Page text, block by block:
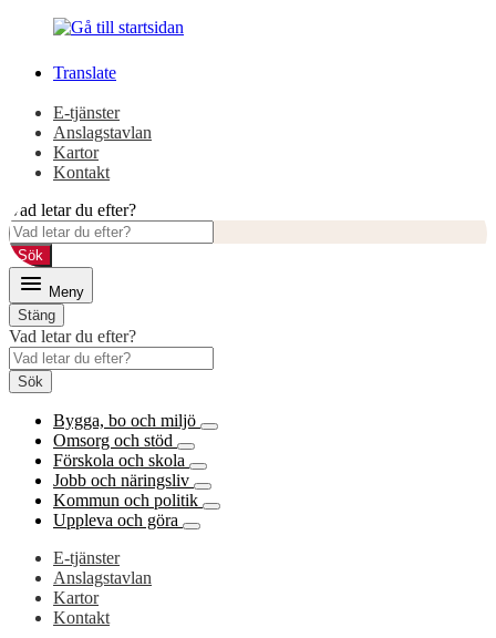
innehåll
huvudmeny
Translate
E-tjänster
Anslagstavlan
Kartor
Kontakt
Vad letar du efter?
Sök
Meny
Stäng
Vad letar du efter?
Sök
Bygga, bo och miljö
Omsorg och stöd
Förskola och skola
Jobb och näringsliv
Kommun och politik
Uppleva och göra
E-tjänster
Anslagstavlan
Kartor
Kontakt